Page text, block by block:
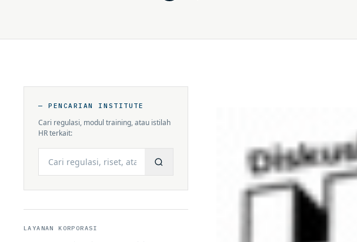
— PENCARIAN INSTITUTE
Cari regulasi, modul training, atau istilah
HR terkait:
Cari
LAYANAN KORPORASI